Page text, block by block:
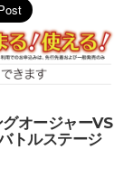
オージャーVS
トルステージ